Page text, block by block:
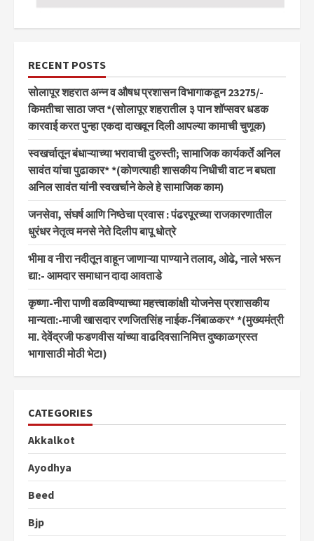
RECENT POSTS
सोलापूर शहरात अन्न व औषध प्रशासन विभागाकडून 23275/-
किमतीचा साठा जप्त *(सोलापूर शहरातील ३ पान शॉप्सवर धडक
कारवाई करत पुन्हा एकदा दाखवून दिली आपल्या कामाची चुणूक)
स्वखर्चातून बंधाऱ्याच्या भरावाची दुरुस्ती; सामाजिक कार्यकर्ते अनिल
सावंत यांचा पुढाकार* *(कोणत्याही शासकीय निधीची वाट न बघता
अनिल सावंत यांनी स्वखर्चाने केले हे सामाजिक काम)
जनसेवा, संघर्ष आणि निष्ठेचा प्रवास : पंढरपूरच्या राजकारणातील
धुरंधर नेतृत्व मनसे नेते दिलीप बापू धोत्रे
भीमा व नीरा नदीतून वाहून जाणाऱ्या पाण्याने तलाव, ओढे, नाले भरून
द्या:- आमदार समाधान दादा आवताडे
कृष्णा-नीरा पाणी वळविण्याच्या महत्त्वाकांक्षी योजनेस प्रशासकीय
मान्यता:-माजी खासदार रणजितसिंह नाईक-निंबाळकर* *(मुख्यमंत्री
मा. देवेंद्रजी फडणवीस यांच्या वाढदिवसानिमित्त दुष्काळग्रस्त
भागासाठी मोठी भेट!)
CATEGORIES
Akkalkot
Ayodhya
Beed
Bjp